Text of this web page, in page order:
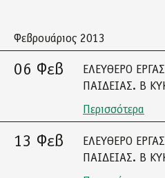
Φεβρουάριος 2013
06 Φεβ
ΕΛΕΥΘΕΡΟ
ΠΑΙΔΕΙΑΣ. Β
Περισσότερα
13 Φεβ
ΕΛΕΥΘΕΡΟ
ΠΑΙΔΕΙΑΣ. Β